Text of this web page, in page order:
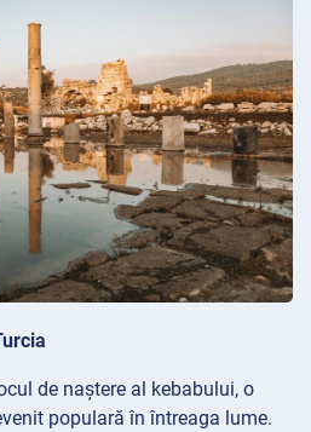
de naștere al kebabului, o
populară în întreaga lume.